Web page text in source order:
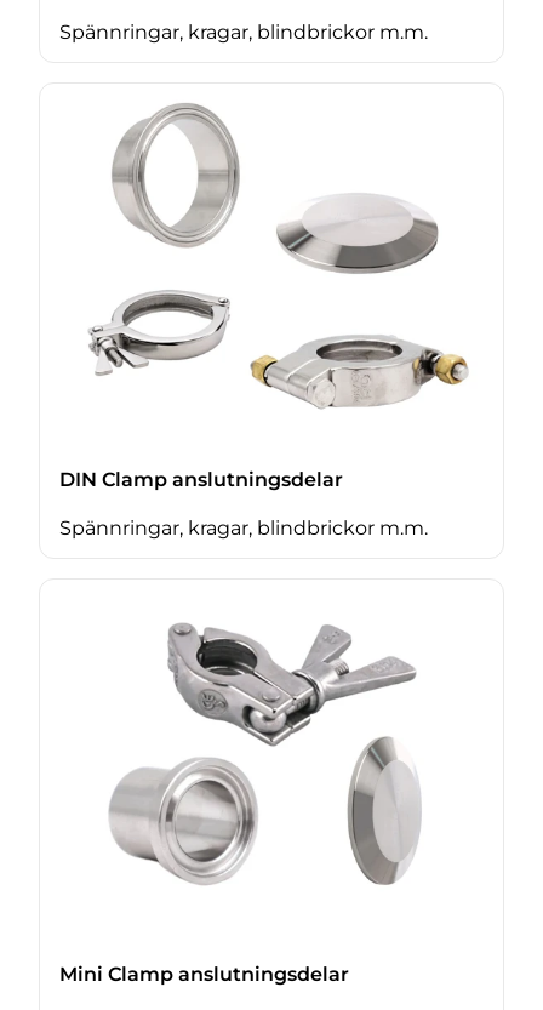
Spännringar, kragar, blindbrickor m.m.
DIN Clamp anslutningsdelar
Spännringar, kragar, blindbrickor m.m.
Mini Clamp anslutningsdelar